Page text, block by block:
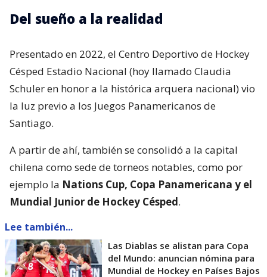
Del sueño a la realidad
Presentado en 2022, el Centro Deportivo de Hockey
Césped Estadio Nacional (hoy llamado Claudia
Schuler en honor a la histórica arquera nacional) vio
la luz previo a los Juegos Panamericanos de
Santiago.
A partir de ahí, también se consolidó a la capital
chilena como sede de torneos notables, como por
ejemplo la Nations Cup, Copa Panamericana y el
Mundial Junior de Hockey Césped.
Lee también...
Las Diablas se alistan para Copa
del Mundo: anuncian nómina para
Mundial de Hockey en Países Bajos